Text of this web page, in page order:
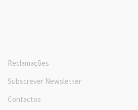
Reclamações
Subscrever Newsletter
Contactos